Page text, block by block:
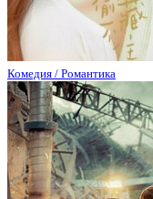
Комедия / Романтика